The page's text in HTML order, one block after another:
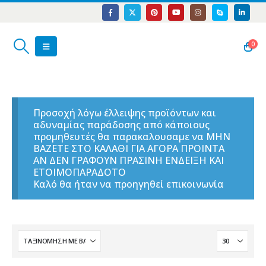
0
Προσοχή λόγω έλλειψης προϊόντων και
αδυναμίας παράδοσης από κάποιους
προμηθευτές θα παρακαλουσαμε να ΜΗΝ
ΒΑΖΕΤΕ ΣΤΟ ΚΑΛΑΘΙ ΓΙΑ ΑΓΟΡΑ ΠΡΟΙΝΤΑ
ΑΝ ΔΕΝ ΓΡΑΦΟΥΝ ΠΡΑΣΙΝΗ ΕΝΔΕΙΞΗ ΚΑΙ
ΕΤΟΙΜΟΠΑΡΑΔΟΤΟ
Καλό θα ήταν να προηγηθεί επικοινωνία